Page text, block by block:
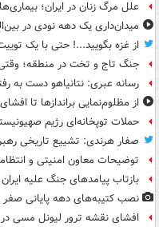
علل مرگ زنان در ایران؛
میدان‌داری یک دهه نودی در
از غزه بگویید...! حتی با یک
جنگ تاج و تخت در منطقه؛ وقتی
رسانه عبری: نتانیاهو دست به
از مظلوم‌نمایی براندازها تا
حملات توپخانه‌ای رژیم
صفار هرندی: تشییع تاریخی
توضیحات معاون امنیتی و
بازتاب پیامدهای جنگ علیه
نصب کتیبه‌های دهه پایانی صفر
افشای نقشه ترور لیونل مسی در